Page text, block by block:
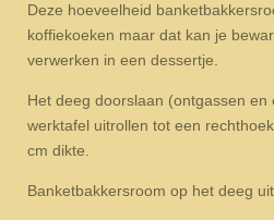
Deze hoeveelheid
koffiekoeken maar dat kan je
verwerken in een dessertje.
Het deeg doorslaan (ontgassen en
werktafel uitrollen tot een
cm dikte.
Banketbakkersroom op het deeg